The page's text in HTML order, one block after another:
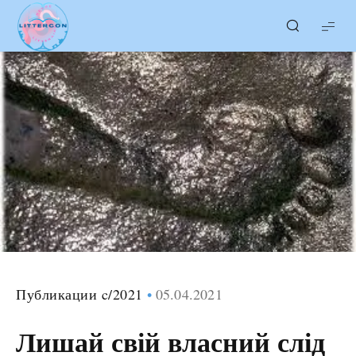
LITTERcon
Публикации c/2021 05.04.2021
Лишай свій власний слід